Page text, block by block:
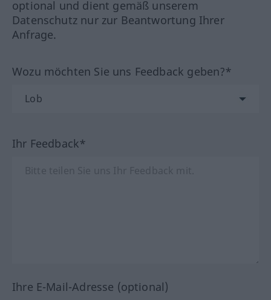
optional und dient gemäß unserem
Datenschutz nur zur Beantwortung Ihrer
Anfrage.
Wozu möchten Sie uns Feedback geben?*
Ihr Feedback*
Ihre E-Mail-Adresse (optional)